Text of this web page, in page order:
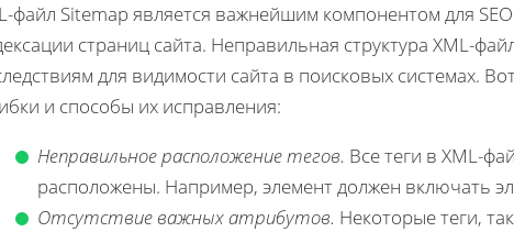
файл Sitemap является важнейшим компонентом для
страниц сайта. Неправильная структура XML-
для видимости сайта в поисковых системах.
и способы их исправления:
Неправильное расположение тегов. Все теги в XML-
расположены. Например, элементдолжен включать
Отсутствие важных атрибутов. Некоторые теги,